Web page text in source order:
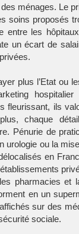
ménages. Le
soins proposés
entre les
un écart de
plus l’Etat ou
fleurissant, ils
chaque
Pénurie de
urologie ou la
en
pharmacies et
en un
sur des
sociale.